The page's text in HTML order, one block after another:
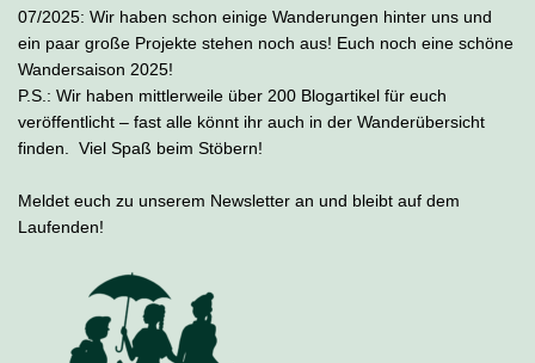
07/2025: Wir haben schon einige Wanderungen hinter uns und
ein paar große Projekte stehen noch aus! Euch noch eine schöne
Wandersaison 2025!
P.S.: Wir haben mittlerweile über 200 Blogartikel für euch
veröffentlicht – fast alle könnt ihr auch in der Wanderübersicht
finden. Viel Spaß beim Stöbern!
Meldet euch zu unserem Newsletter an und bleibt auf dem
Laufenden!